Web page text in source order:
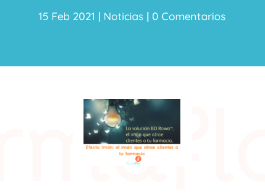
15 Feb 2021 | Noticias | 0 Comentarios